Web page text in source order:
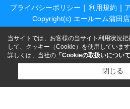
プライバシーポリシー 利用規約
Copyright(c) エールーム蒲田
当サイトでは、お客様の当サイト利用状況
して、クッキー（Cookie）を使用しています
詳しくは、当社の 「Cookieの取扱いについて
閉じる